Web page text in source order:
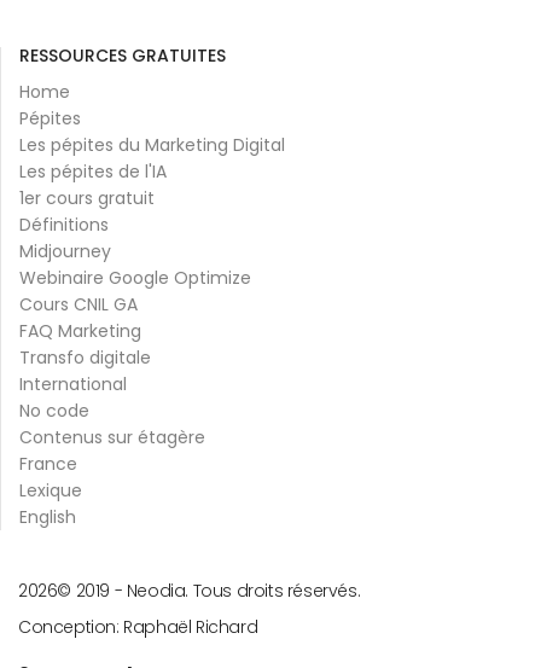
RESSOURCES GRATUITES
Home
Pépites
Les pépites du Marketing Digital
Les pépites de l'IA
1er cours gratuit
Définitions
Midjourney
Webinaire Google Optimize
Cours CNIL GA
FAQ Marketing
Transfo digitale
International
No code
Contenus sur étagère
France
Lexique
English
© 2019 -
2026
Neodia. Tous droits réservés.
Conception: Raphaël Richard